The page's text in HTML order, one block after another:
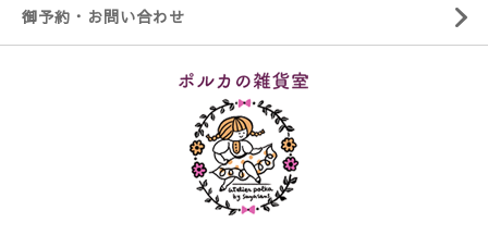
御予約・お問い合わせ